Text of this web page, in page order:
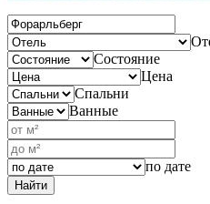
Состояние
Цена
Спальни
Ванные
по дате
Найти